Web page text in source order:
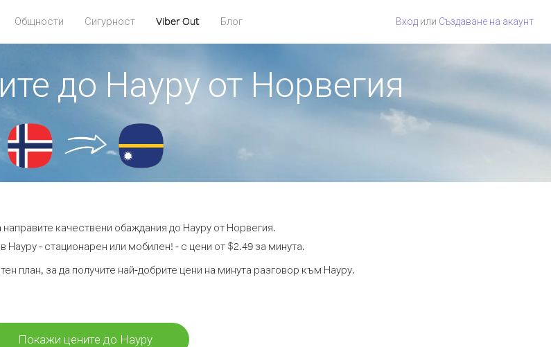
Общности Сигурност Viber Out Блог Вход или Създаване на акаунт
до Науру от Норвегия
качествени обаждания до Науру от Норвегия.
Науру - стационарен или мобилен! - с цени от $2.49 за минута.
план, за да получите най-добрите цени на минута разговор към Науру.
Покажи цените до Науру